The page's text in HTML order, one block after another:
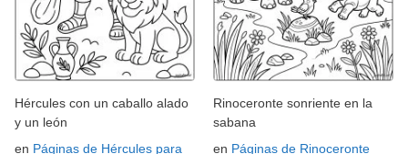
Hércules con un caballo alado
y un león
en Páginas de Hércules para
Rinoceronte sonriente en la
sabana
en Páginas de Rinoceronte